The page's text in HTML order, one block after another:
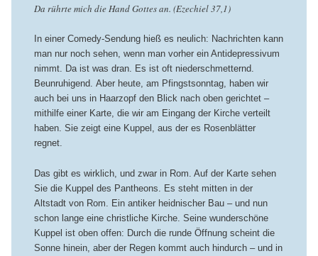
Da rührte mich die Hand Gottes an. (Ezechiel 37,1)
In einer Comedy-Sendung hieß es neulich: Nachrichten kann
man nur noch sehen, wenn man vorher ein Antidepressivum
nimmt. Da ist was dran. Es ist oft niederschmetternd.
Beunruhigend. Aber heute, am Pfingstsonntag, haben wir
auch bei uns in Haarzopf den Blick nach oben gerichtet –
mithilfe einer Karte, die wir am Eingang der Kirche verteilt
haben. Sie zeigt eine Kuppel, aus der es Rosenblätter
regnet.
Das gibt es wirklich, und zwar in Rom. Auf der Karte sehen
Sie die Kuppel des Pantheons. Es steht mitten in der
Altstadt von Rom. Ein antiker heidnischer Bau – und nun
schon lange eine christliche Kirche. Seine wunderschöne
Kuppel ist oben offen: Durch die runde Öffnung scheint die
Sonne hinein, aber der Regen kommt auch hindurch – und in